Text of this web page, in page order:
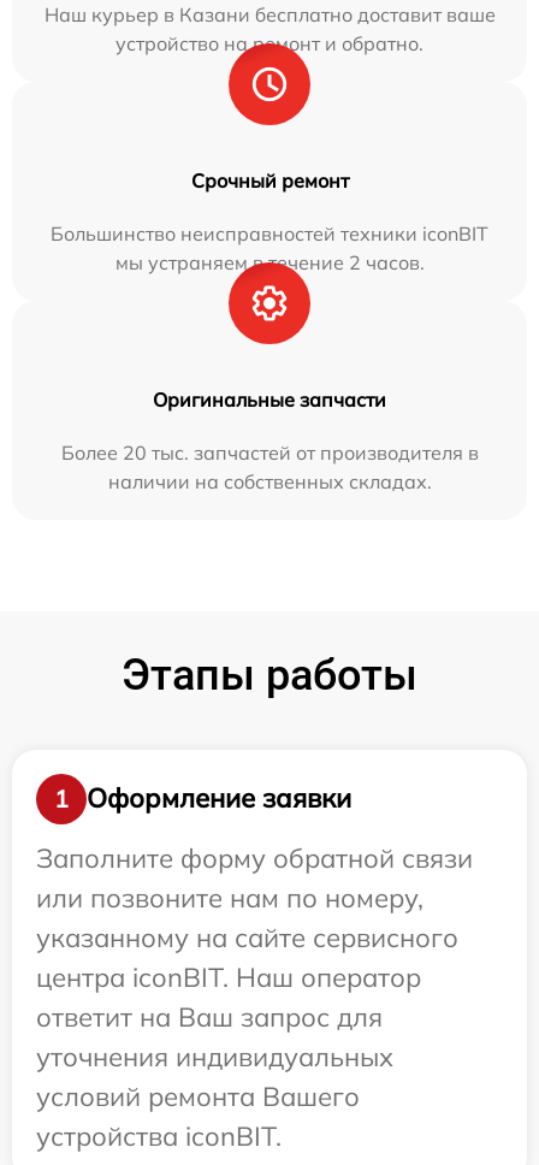
Наш курьер в Казани бесплатно доставит ваше
устройство на ремонт и обратно.
Срочный ремонт
Большинство неисправностей техники iconBIT
мы устраняем в течение 2 часов.
Оригинальные запчасти
Более 20 тыс. запчастей от производителя в
наличии на собственных складах.
Этапы работы
1
Оформление заявки
Заполните форму обратной связи
или позвоните нам по номеру,
указанному на сайте сервисного
центра iconBIT. Наш оператор
ответит на Ваш запрос для
уточнения индивидуальных
условий ремонта Вашего
устройства iconBIT.